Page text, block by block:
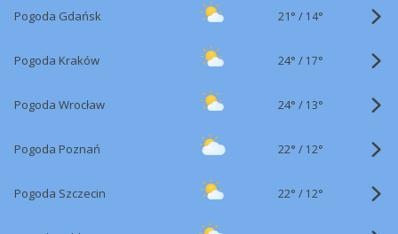
Pogoda Gdańsk 21° / 14°
Pogoda Kraków 24° / 17°
Pogoda Wrocław 24° / 13°
Pogoda Poznań 22° / 12°
Pogoda Szczecin 22° / 12°